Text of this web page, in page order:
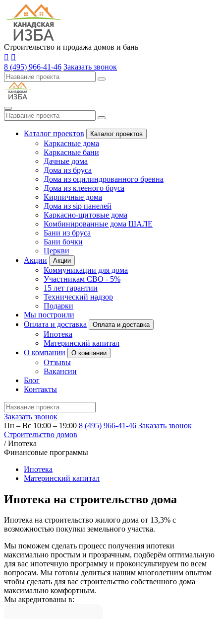
Строительство и продажа домов и бань
8 (495) 966-41-46 Заказать звонок
Каталог проектов Каталог проектов
Каркасные дома
Каркасные бани
Дачные дома
Дома из бруса
Дома из оцилиндрованного бревна
Дома из клееного бруса
Кирпичные дома
Дома из sip панелей
Каркасно-щитовые дома
Комбинированные дома ШАЛЕ
Бани из бруса
Бани бочки
Церкви
Акции
Акции
Коммуникации для дома
Участникам СВО - 5%
15 лет гарантии
Технический надзор
Подарки
Мы построили
Оплата и доставка
Оплата и доставка
Ипотека
Материнский капитал
О компании
О компании
Отзывы
Вакансии
Блог
Контакты
Заказать звонок
Пн – Вс 10:00 – 19:00 8 (495) 966-41-46 Заказать звонок
Строительство домов
/ Ипотека
Финансовые программы
Ипотека
Материнский капитал
Ипотека на строительство дома
Ипотека на строительство жилого дома от 13,3% с
возможностью покупки земельного участка.
Мы поможем сделать процесс получения ипотеки
максимально простым и прозрачным, подберём оптимальную
для вас ипотечную программу и проконсультируем по всем
вопросам. Мы готовы делиться нашим многолетним опытом
чтобы сделать для вас строительство собственного дома
максимально комфортным.
Мы акредитованы в: